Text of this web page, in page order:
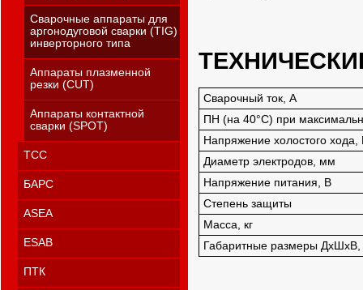
Сварочные аппараты для
аргонодуговой сварки (TIG)
инверторного типа
Аппараты плазменной
резки (CUT)
Аппараты контактной
сварки (SPOT)
ТСС
БАРС
ASEA
ESAB
ПТК
Сварочный ток, А
ПН (на 40°С) при
Напряжение холостого хода,
Диаметр электродов, мм
Напряжение питания, В
Степень защиты
Масса, кг
Габаритные размеры